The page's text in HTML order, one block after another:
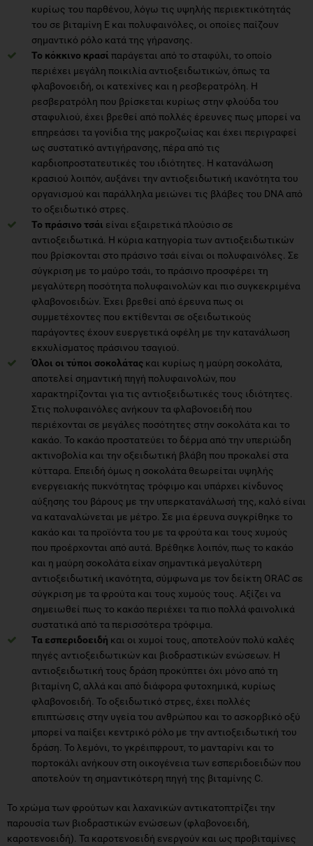
κυρίως του παρθένου, λόγω τις υψηλής περιεκτικότητάς
του σε βιταμίνη Ε και πολυφαινόλες, οι οποίες παίζουν
σημαντικό ρόλο κατά της γήρανσης.
Το κόκκινο κρασί παράγεται από το σταφύλι, το οποίο
περιέχει μεγάλη ποικιλία αντιοξειδωτικών, όπως τα
φλαβονοειδή, οι κατεχίνες και η ρεσβερατρόλη. Η
ρεσβερατρόλη που βρίσκεται κυρίως στην φλούδα του
σταφυλιού, έχει βρεθεί από πολλές έρευνες πως μπορεί να
επηρεάσει τα γονίδια της μακροζωίας και έχει περιγραφεί
ως συστατικό αντιγήρανσης, πέρα από τις
καρδιοπροστατευτικές του ιδιότητες. Η κατανάλωση
κρασιού λοιπόν, αυξάνει την αντιοξειδωτική ικανότητα του
οργανισμού και παράλληλα μειώνει τις βλάβες του DNA από
το οξειδωτικό στρες.
Το πράσινο τσάι είναι εξαιρετικά πλούσιο σε
αντιοξειδωτικά. Η κύρια κατηγορία των αντιοξειδωτικών
που βρίσκονται στο πράσινο τσάι είναι οι πολυφαινόλες. Σε
σύγκριση με το μαύρο τσάι, το πράσινο προσφέρει τη
μεγαλύτερη ποσότητα πολυφαινολών και πιο συγκεκριμένα
φλαβονοειδών. Έχει βρεθεί από έρευνα πως οι
συμμετέχοντες που εκτίθενται σε οξειδωτικούς
παράγοντες έχουν ευεργετικά οφέλη με την κατανάλωση
εκχυλίσματος πράσινου τσαγιού.
Όλοι οι τύποι σοκολάτας και κυρίως η μαύρη σοκολάτα,
αποτελεί σημαντική πηγή πολυφαινολών, που
χαρακτηρίζονται για τις αντιοξειδωτικές τους ιδιότητες.
Στις πολυφαινόλες ανήκουν τα φλαβονοειδή που
περιέχονται σε μεγάλες ποσότητες στην σοκολάτα και το
κακάο. Το κακάο προστατεύει το δέρμα από την υπεριώδη
ακτινοβολία και την οξειδωτική βλάβη που προκαλεί στα
κύτταρα. Επειδή όμως η σοκολάτα θεωρείται υψηλής
ενεργειακής πυκνότητας τρόφιμο και υπάρχει κίνδυνος
αύξησης του βάρους με την υπερκατανάλωσή της, καλό είναι
να καταναλώνεται με μέτρο. Σε μια έρευνα συγκρίθηκε το
κακάο και τα προϊόντα του με τα φρούτα και τους χυμούς
που προέρχονται από αυτά. Βρέθηκε λοιπόν, πως το κακάο
και η μαύρη σοκολάτα είχαν σημαντικά μεγαλύτερη
αντιοξειδωτική ικανότητα, σύμφωνα με τον δείκτη ORAC σε
σύγκριση με τα φρούτα και τους χυμούς τους. Αξίζει να
σημειωθεί πως το κακάο περιέχει τα πιο πολλά φαινολικά
συστατικά από τα περισσότερα τρόφιμα.
Τα εσπεριδοειδή και οι χυμοί τους, αποτελούν πολύ καλές
πηγές αντιοξειδωτικών και βιοδραστικών ενώσεων. Η
αντιοξειδωτική τους δράση προκύπτει όχι μόνο από τη
βιταμίνη C, αλλά και από διάφορα φυτοχημικά, κυρίως
φλαβονοειδή. Το οξειδωτικό στρες, έχει πολλές
επιπτώσεις στην υγεία του ανθρώπου και το ασκορβικό οξύ
μπορεί να παίξει κεντρικό ρόλο με την αντιοξειδωτική του
δράση. Το λεμόνι, το γκρέιπφρουτ, το μανταρίνι και το
πορτοκάλι ανήκουν στη οικογένεια των εσπεριδοειδών που
αποτελούν τη σημαντικότερη πηγή της βιταμίνης C.
Το χρώμα των φρούτων και λαχανικών αντικατοπτρίζει την
παρουσία των βιοδραστικών ενώσεων (φλαβονοειδή,
καροτενοειδή). Τα καροτενοειδή ενεργούν και ως προβιταμίνες